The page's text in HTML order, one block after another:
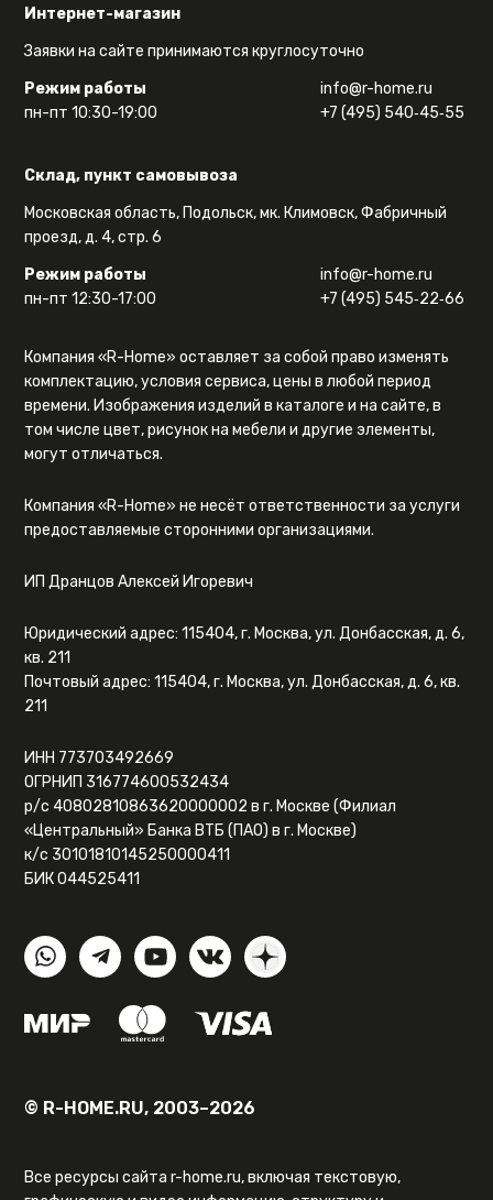
Интернет-магазин
Заявки на сайте принимаются круглосуточно
Режим работы
пн-пт 10:30-19:00
info@r-home.ru
+7 (495) 540‑45‑55
Склад, пункт самовывоза
Московская область, Подольск, мк. Климовск, Фабричный
проезд, д. 4, стр. 6
Режим работы
пн-пт 12:30-17:00
info@r-home.ru
+7 (495) 545‑22‑66
Компания «R-Home» оставляет за собой право изменять
комплектацию, условия сервиса, цены в любой период
времени. Изображения изделий в каталоге и на сайте, в
том числе цвет, рисунок на мебели и другие элементы,
могут отличаться.
Компания «R-Home» не несёт ответственности за услуги
предоставляемые сторонними организациями.
ИП Дранцов Алексей Игоревич
Юридический адрес: 115404, г. Москва, ул. Донбасская, д. 6,
кв. 211
Почтовый адрес: 115404, г. Москва, ул. Донбасская, д. 6, кв.
211
ИНН 773703492669
ОГРНИП 316774600532434
р/с 40802810863620000002 в г. Москве (Филиал
«Центральный» Банка ВТБ (ПАО) в г. Москве)
к/с 30101810145250000411
БИК 044525411
© R-HOME.RU, 2003–2026
Все ресурсы сайта r-home.ru, включая текстовую,